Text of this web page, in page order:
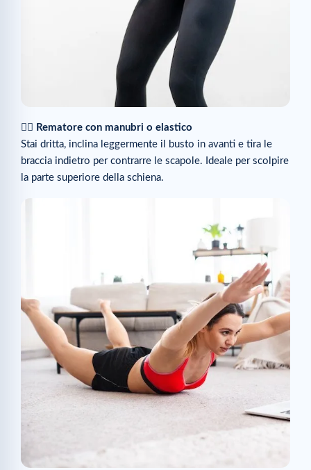
🏋️‍♀️ Rematore con manubri o elastico
Stai dritta, inclina leggermente il busto in avanti e tira le
braccia indietro per contrarre le scapole. Ideale per scolpire
la parte superiore della schiena.